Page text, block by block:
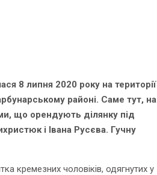
8 липня 2020 року на території
районі. Саме тут, на
що орендують ділянку під
і Івана Русєва. Гучну
кремезних чоловіків, одягнутих у